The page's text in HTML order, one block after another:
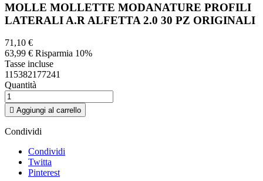
MOLLE MOLLETTE MODANATURE PROFILI
LATERALI A.R ALFETTA 2.0 30 PZ ORIGINALI
71,10 €
63,99 € Risparmia 10%
Tasse incluse
115382177241
Quantità
 Aggiungi al carrello
Condividi
Condividi
Twitta
Pinterest